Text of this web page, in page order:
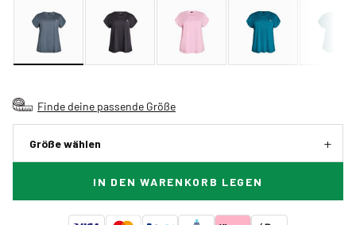
Finde deine passende Größe
Größe wählen
IN DEN WARENKORB LEGEN